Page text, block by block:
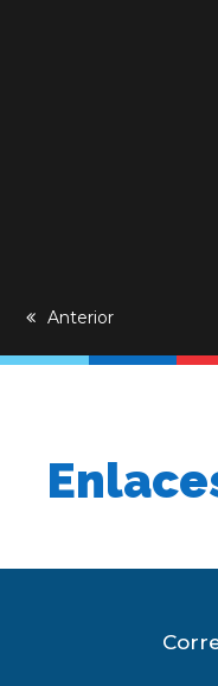
previous
Anterior